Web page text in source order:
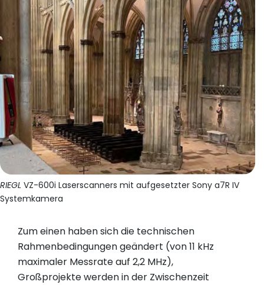
RIEGL VZ-600i Laserscanners mit aufgesetzter Sony a7R IV
Systemkamera
Zum einen haben sich die technischen
Rahmenbedingungen geändert (von 11 kHz
maximaler Messrate auf 2,2 MHz),
Großprojekte werden in der Zwischenzeit